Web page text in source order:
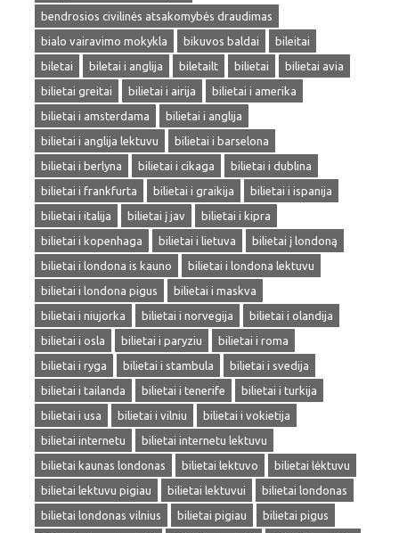
bendrosios civilinės atsakomybės draudimas
bialo vairavimo mokykla
bikuvos baldai
bileitai
biletai
biletai i anglija biletailt bilietai
bilietai avia
bilietai greitai
bilietai i airija
bilietai i amerika
bilietai i amsterdama
bilietai i anglija
bilietai i anglija lektuvu
bilietai i barselona
bilietai i berlyna
bilietai i cikaga
bilietai i dublina
bilietai i frankfurta
bilietai i graikija
bilietai i ispanija
bilietai i italija
bilietai į jav
bilietai i kipra
bilietai i kopenhaga
bilietai i lietuva
bilietai į londoną
bilietai i londona is kauno
bilietai i londona lektuvu
bilietai i londona pigus
bilietai i maskva
bilietai i niujorka
bilietai i norvegija
bilietai i olandija
bilietai i osla
bilietai i paryziu
bilietai i roma
bilietai i ryga
bilietai i stambula
bilietai i svedija
bilietai i tailanda
bilietai i tenerife
bilietai i turkija
bilietai i usa
bilietai i vilniu
bilietai i vokietija
bilietai internetu
bilietai internetu lektuvu
bilietai kaunas londonas
bilietai lektuvo
bilietai lėktuvu
bilietai lektuvu pigiau
bilietai lektuvui
bilietai londonas
bilietai londonas vilnius
bilietai pigiau
bilietai pigus